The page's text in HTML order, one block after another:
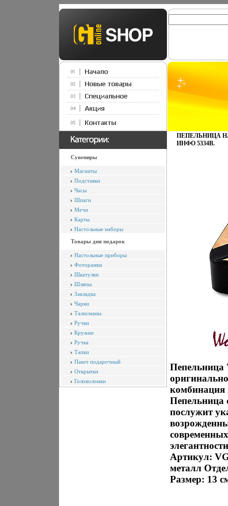
Сувениры
Магниты
Подставки
Часы
Шпаги
Мечи
Карты
Настольные наборы
Товары дня подарок
Настольные приборы
Фоторамки
Шкатулки
Шляпы
Закладка
Чарки
Талисманы
Ручки
Кружки
Ручка
Тапки
Пакет подарочный
Открытки
Головоломки
ПЕПЕЛЬНИЦА
ИНФО 5334B.
Пепельница
комбинация
Пепельница
послужит
Артикул:
металл
Размер: 13